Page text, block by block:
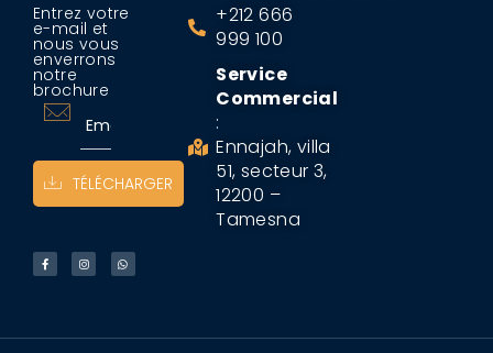
Entrez votre
e-mail et
nous vous
enverrons
notre
brochure
TÉLÉCHARGER
+212 666
999 100
Service
Commercial
:
Ennajah, villa
51, secteur 3,
12200 –
Tamesna